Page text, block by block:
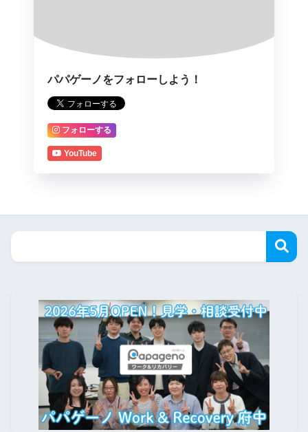
パパゲーノをフォローしよう！
フォローする
YouTube